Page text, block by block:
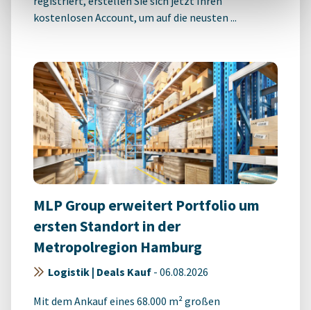
kostenlosen Account, um auf die neusten ...
MLP Group erweitert Portfolio um
ersten Standort in der
Metropolregion Hamburg
Logistik | Deals Kauf - 06.08.2026
Mit dem Ankauf eines 68.000 m² großen